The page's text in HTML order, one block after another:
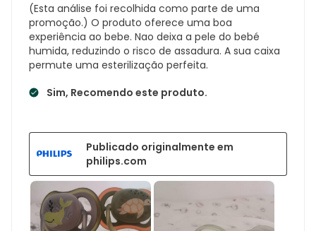
(Esta análise foi recolhida como parte de uma
promoção.) O produto oferece uma boa
experiência ao bebe. Nao deixa a pele do bebé
humida, reduzindo o risco de assadura. A sua caixa
permute uma esterilização perfeita.
Sim, Recomendo este produto.
Publicado originalmente em
philips.com